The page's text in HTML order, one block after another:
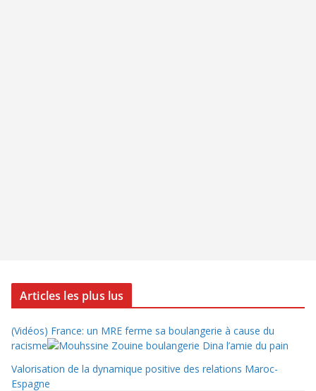
Articles les plus lus
(Vidéos) France: un MRE ferme sa boulangerie à cause du
racisme
Valorisation de la dynamique positive des relations Maroc-
Espagne